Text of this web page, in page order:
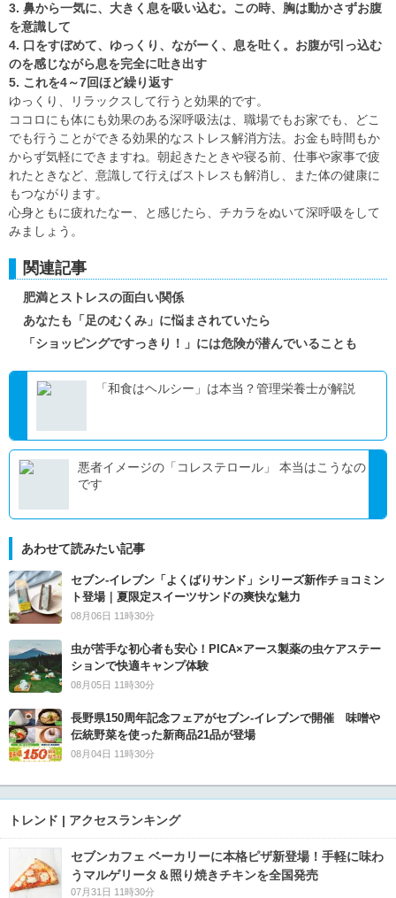
3. 鼻から一気に、大きく息を吸い込む。この時、胸は動かさずお腹
を意識して
4. 口をすぼめて、ゆっくり、ながーく、息を吐く。お腹が引っ込む
のを感じながら息を完全に吐き出す
5. これを4～7回ほど繰り返す
ゆっくり、リラックスして行うと効果的です。
ココロにも体にも効果のある深呼吸法は、職場でもお家でも、どこ
でも行うことができる効果的なストレス解消方法。お金も時間もか
からず気軽にできますね。朝起きたときや寝る前、仕事や家事で疲
れたときなど、意識して行えばストレスも解消し、また体の健康に
もつながります。
心身ともに疲れたなー、と感じたら、チカラをぬいて深呼吸をして
みましょう。
関連記事
肥満とストレスの面白い関係
あなたも「足のむくみ」に悩まされていたら
「ショッピングですっきり！」には危険が潜んでいることも
「和食はヘルシー」は本当？管理栄養士が解説
悪者イメージの「コレステロール」 本当はこうなの
です
あわせて読みたい記事
セブン‐イレブン「よくばりサンド」シリーズ新作チョコミン
ト登場｜夏限定スイーツサンドの爽快な魅力
08月06日 11時30分
虫が苦手な初心者も安心！PICA×アース製薬の虫ケアステー
ションで快適キャンプ体験
08月05日 11時30分
長野県150周年記念フェアがセブン-イレブンで開催 味噌や
伝統野菜を使った新商品21品が登場
08月04日 11時30分
トレンド | アクセスランキング
セブンカフェ ベーカリーに本格ピザ新登場！手軽に味わ
うマルゲリータ＆照り焼きチキンを全国発売
07月31日 11時30分